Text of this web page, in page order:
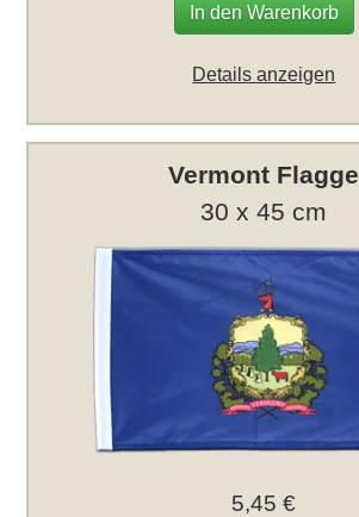
In den Warenkorb
Details anzeigen
Vermont Flagge
30 x 45 cm
5,45 €